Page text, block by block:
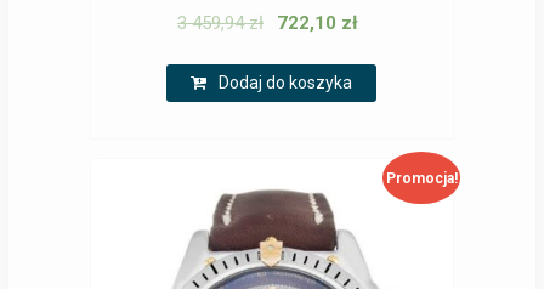
3 459,94zł 722,10 zł
Dodaj do koszyka
Promocja!